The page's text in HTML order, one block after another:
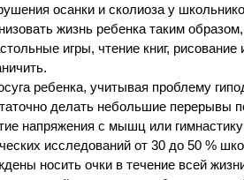
осанки и сколиоза у
жизнь ребенка таким
игры, чтение книг,
ребенка, учитывая проблему
делать небольшие перерывы
напряжения с мышц или
исследований от 30 до 50 %
носить очки в течение всей